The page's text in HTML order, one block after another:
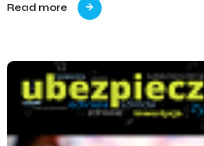
Read more